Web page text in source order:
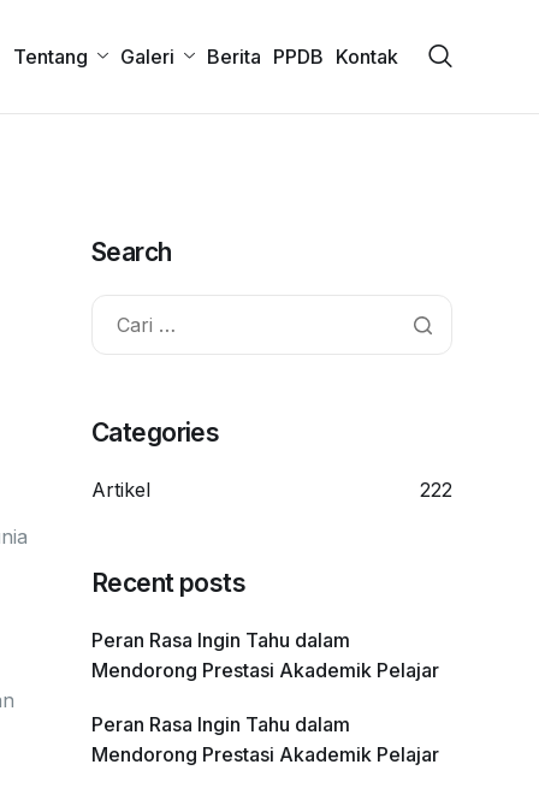
Tentang Galeri Berita PPDB Kontak
Search
Categories
Artikel 222
Recent posts
Peran Rasa Ingin Tahu dalam
Mendorong Prestasi Akademik Pelajar
Peran Rasa Ingin Tahu dalam
Mendorong Prestasi Akademik Pelajar